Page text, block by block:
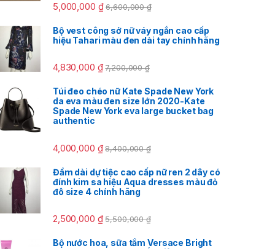
5,000,000 ₫ 6,600,000₫
Bộ vest công sở nữ váy ngắn cao cấp
hiệu Tahari màu đen dài tay chính hãng
4,830,000 ₫ 7,200,000₫
Túi đeo chéo nữ Kate Spade New York
da eva màu đen size lớn 2020-Kate
Spade New York eva large bucket bag
authentic
4,000,000 ₫ 8,400,000₫
Đầm dài dự tiệc cao cấp nữ ren 2 dây có
đính kim sa hiệu Aqua dresses màu đỏ
đô size 4 chính hãng
2,500,000 ₫ 5,500,000₫
Bộ nước hoa, sữa tắm Versace Bright